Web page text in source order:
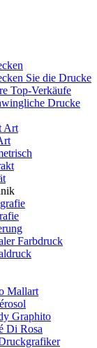
Sie die Drucke
Top-Verkäufe
Drucke
Art
Farbdruck
Mallart
Graphito
Di Rosa